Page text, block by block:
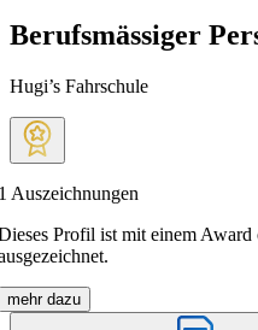
Berufsmässiger
Hugi’s Fahrschule
Auszeichnungen
Profil ist mit einem
mehr dazu